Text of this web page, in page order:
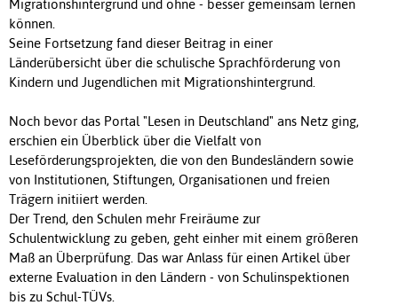
Migrationshintergrund und ohne - besser gemeinsam lernen
können.
Seine Fortsetzung fand dieser Beitrag in einer
Länderübersicht über die schulische Sprachförderung von
Kindern und Jugendlichen mit Migrationshintergrund.
Noch bevor das Portal "Lesen in Deutschland" ans Netz ging,
erschien ein Überblick über die Vielfalt von
Leseförderungsprojekten, die von den Bundesländern sowie
von Institutionen, Stiftungen, Organisationen und freien
Trägern initiiert werden.
Der Trend, den Schulen mehr Freiräume zur
Schulentwicklung zu geben, geht einher mit einem größeren
Maß an Überprüfung. Das war Anlass für einen Artikel über
externe Evaluation in den Ländern - von Schulinspektionen
bis zu Schul-TÜVs.